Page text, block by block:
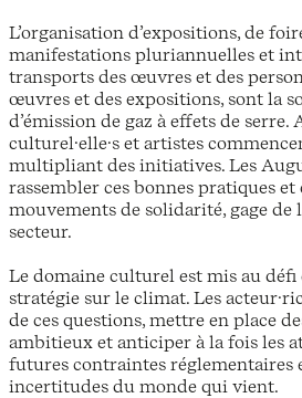
L’organisation d’expositions, de
manifestations pluriannuelles et
transports des œuvres et des
œuvres et des expositions, sont la
d’émission de gaz à effets de serre.
culturel·elle·s et artistes
multipliant des initiatives. Les
rassembler ces bonnes pratiques et
mouvements de solidarité, gage de
secteur.
Le domaine culturel est mis au défi
stratégie sur le climat. Les
de ces questions, mettre en place
ambitieux et anticiper à la fois les
futures contraintes réglementaires
incertitudes du monde qui vient.